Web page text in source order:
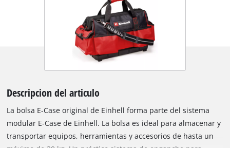
Descripcion del articulo
La bolsa E-Case original de Einhell forma parte del sistema
modular E-Case de Einhell. La bolsa es ideal para almacenar y
transportar equipos, herramientas y accesorios de hasta un